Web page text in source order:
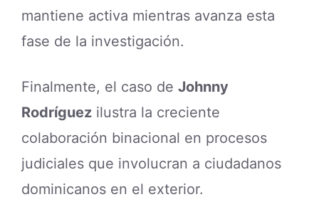
mantiene activa mientras avanza esta
fase de la investigación.
Finalmente, el caso de Johnny
Rodríguez ilustra la creciente
colaboración binacional en procesos
judiciales que involucran a ciudadanos
dominicanos en el exterior.